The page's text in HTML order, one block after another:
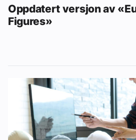
Oppdatert versjon av
Figures»